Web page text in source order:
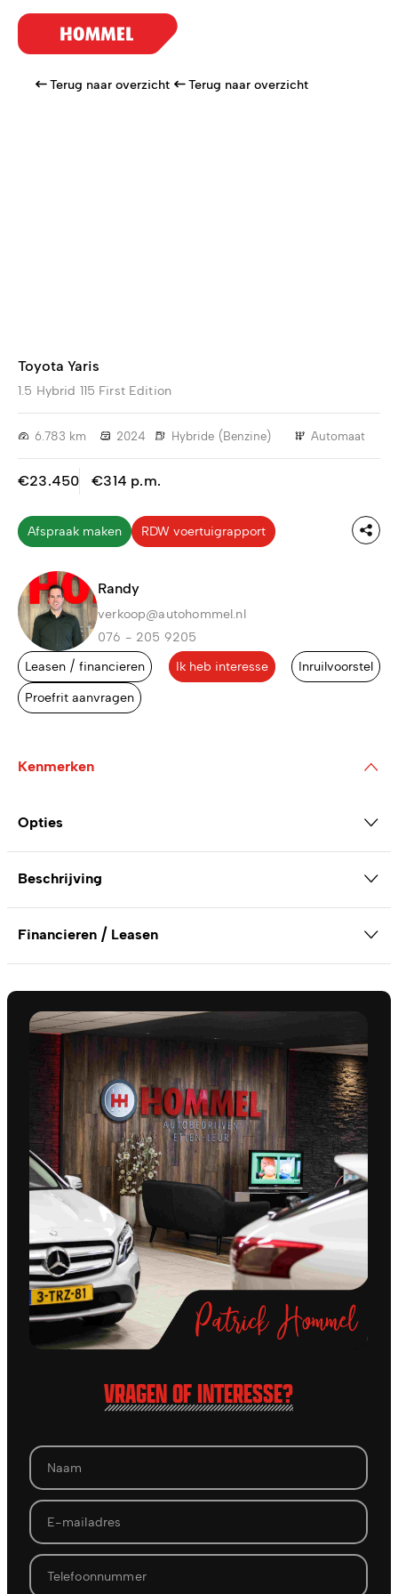
Terug naar overzicht Terug naar overzicht
Toyota Yaris
1.5 Hybrid 115 First Edition
6.783 km 2024 Hybride (Benzine) Automaat
€23.450 €314 p.m.
Afspraak maken RDW voertuigrapport
Leasen / financieren Ik heb interesse Inruilvoorstel
Proefrit aanvragen
Randy
verkoop@autohommel.nl
076 - 205 9205
Kenmerken
Opties
Beschrijving
Financieren / Leasen
VRAGEN OF INTERESSE?